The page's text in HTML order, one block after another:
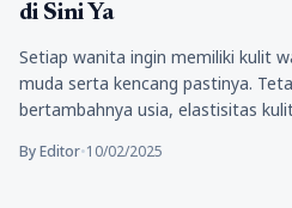
di Sini Ya
Setiap wanita ingin memiliki kulit
muda serta kencang pastinya.
bertambahnya usia, elastisitas
By Editor•10/02/2025